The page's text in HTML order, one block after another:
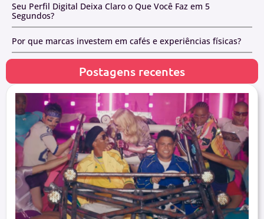
Seu Perfil Digital Deixa Claro o Que Você Faz em 5
Segundos?
Por que marcas investem em cafés e experiências físicas?
Postagens recentes